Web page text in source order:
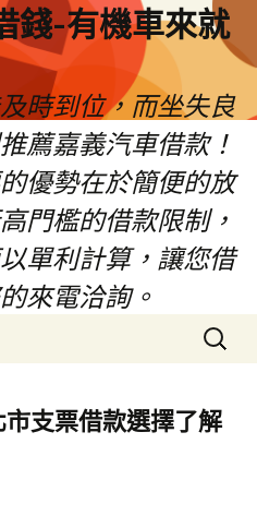
錢-有機車來就
時到位，而坐失良
薦嘉義汽車借款！
優勢在於簡便的放
門檻的借款限制，
單利計算，讓您借
來電洽詢。
搜
尋
鍵
字:
支票借款選擇了解